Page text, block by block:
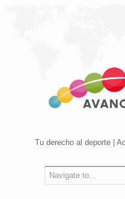
Tu derecho al deporte |
Navigate to...